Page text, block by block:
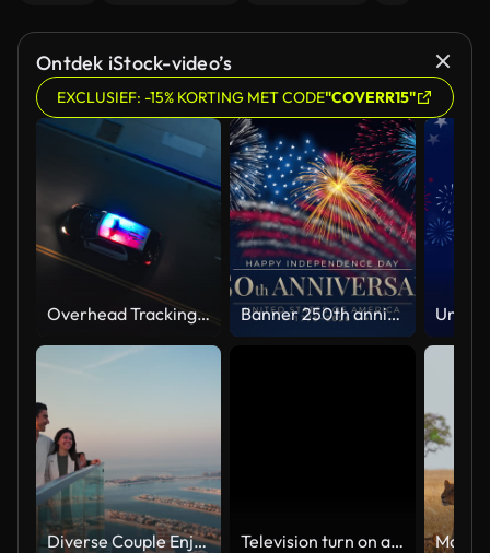
Ontdek iStock-video’s
EXCLUSIEF: -15% KORTING MET CODE"COVERR15"
Overhead Tracking Drone Shot of a Police Car Driving on a City Street with Lights On at Night Banner 250th anniversary of the USA. 250 years of independence. 4th of july 2026 usa independence day, video greeting card. US flag fireworks on blue sky background. Fourth of july. 4k seamless loop
Diverse Couple Enjoying Sunset Views from High Rise Sky Deck Overlooking Palm Jumeirah Television turn on and off. Switch on tv effect, switch off tv effect. Turn on Lcd TV effect, turn off TV effect . Led Tv on and off on black background